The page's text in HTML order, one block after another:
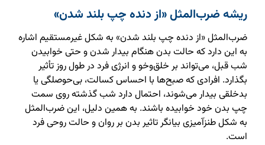
ریشه ضرب‌المثل «از دنده چپ بلند شدن»
ضرب‌المثل «از دنده چپ بلند شدن» به شکل غیرمستقیم اشاره
به این دارد که حالت بدن هنگام بیدار شدن و حتی خوابیدن
شب قبل، می‌تواند بر خلق‌وخو و انرژی فرد در طول روز تأثیر
بگذارد. افرادی که صبح‌ها با احساس کسالت، بی‌حوصلگی یا
بدخلقی بیدار می‌شوند، احتمال دارد شب گذشته روی سمت
چپ بدن خود خوابیده باشند. به همین دلیل، این ضرب‌المثل
به شکل طنزآمیزی بیانگر تاثیر بدن بر روان و حالت روحی فرد
است.